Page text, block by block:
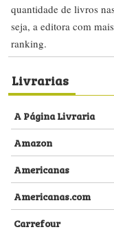
quantidade de livros
seja, a editora com
ranking.
Livrarias
A Página Livraria
Amazon
Americanas
Americanas.com
Carrefour